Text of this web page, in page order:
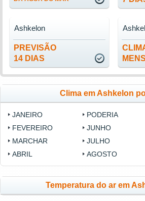
PREVISÃO
14 DIAS
Ashkelon
Clima em Ashkelon
JANEIRO
FEVEREIRO
MARCHAR
ABRIL
PODERIA
JUNHO
JULHO
AGOSTO
Temperatura do ar em